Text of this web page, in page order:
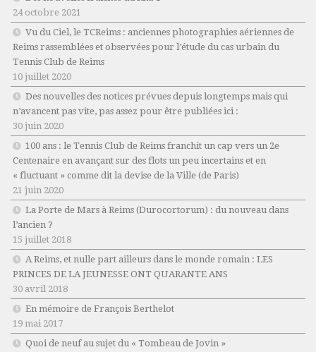
24 octobre 2021
Vu du Ciel, le TCReims : anciennes photographies aériennes de
Reims rassemblées et observées pour l’étude du cas urbain du
Tennis Club de Reims
10 juillet 2020
Des nouvelles des notices prévues depuis longtemps mais qui
n’avancent pas vite, pas assez pour être publiées ici :
30 juin 2020
100 ans : le Tennis Club de Reims franchit un cap vers un 2e
Centenaire en avançant sur des flots un peu incertains et en
« fluctuant » comme dit la devise de la Ville (de Paris)
21 juin 2020
La Porte de Mars à Reims (Durocortorum) : du nouveau dans
l’ancien ?
15 juillet 2018
A Reims, et nulle part ailleurs dans le monde romain : LES
PRINCES DE LA JEUNESSE ONT QUARANTE ANS
30 avril 2018
En mémoire de François Berthelot
19 mai 2017
Quoi de neuf au sujet du « Tombeau de Jovin »